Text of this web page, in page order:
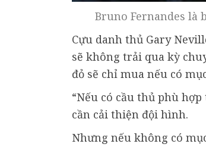
Bruno Fernandes là
Cựu danh thủ Gary
sẽ không trải qua kỳ
đỏ sẽ chỉ mua nếu có
“Nếu có cầu thủ phù
cần cải thiện đội hình.
Nhưng nếu không có